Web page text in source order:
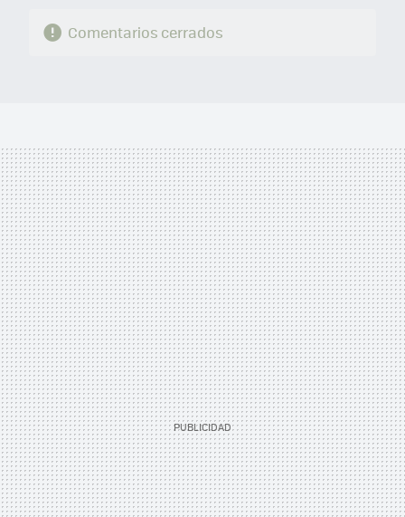
Comentarios cerrados